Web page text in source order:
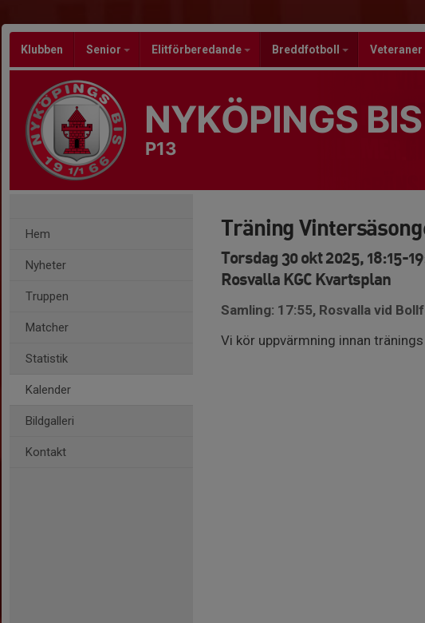
Klubben Senior Elitförberedande Breddfotboll Veteraner
NYKÖPINGS
P13
Hem
Nyheter
Truppen
Matcher
Statistik
Kalender
Bildgalleri
Kontakt
Träning
Torsdag 30 okt 2025, 18:15-
Rosvalla KGC Kvartsplan
Samling: 17:55, Rosvalla vid
Vi kör uppvärmning innan